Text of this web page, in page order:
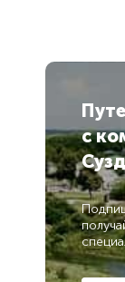
с